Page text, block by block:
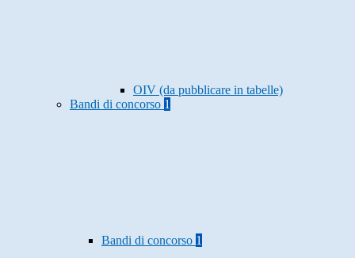
OIV (da pubblicare in tabelle)
Bandi di concorso 1
Bandi di concorso 1